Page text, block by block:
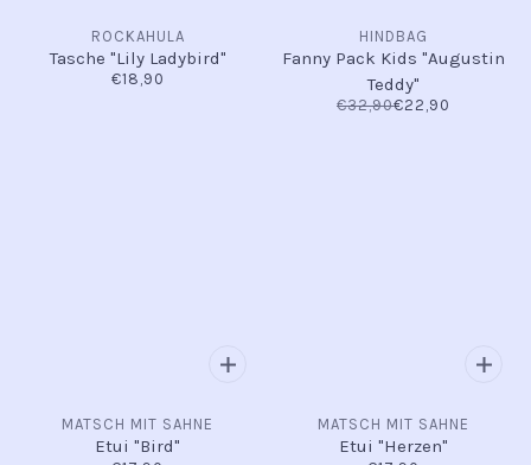
ROCKAHULA
Tasche "Lily Ladybird"
€18,90
HINDBAG
Fanny Pack Kids "Augustin
Teddy"
€32,90€22,90
MATSCH MIT SAHNE
Etui "Bird"
MATSCH MIT SAHNE
Etui "Herzen"